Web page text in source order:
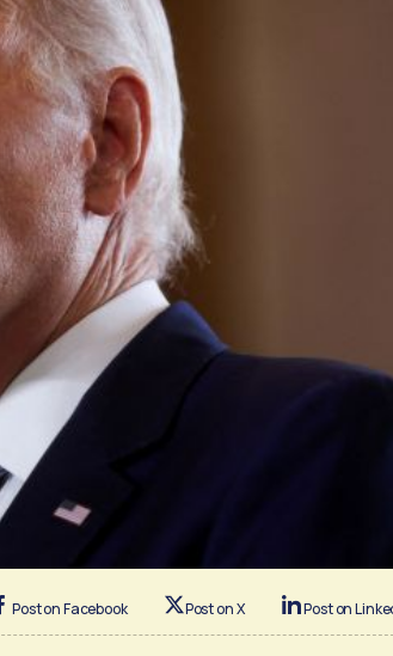
Post on Facebook Post on X Post on